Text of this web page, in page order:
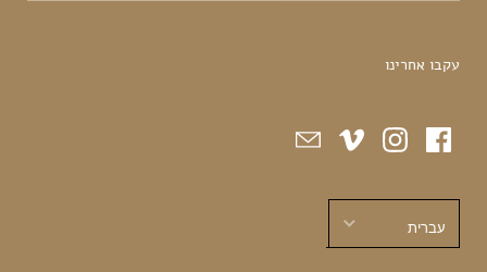
עקבו אחרינו
עברית